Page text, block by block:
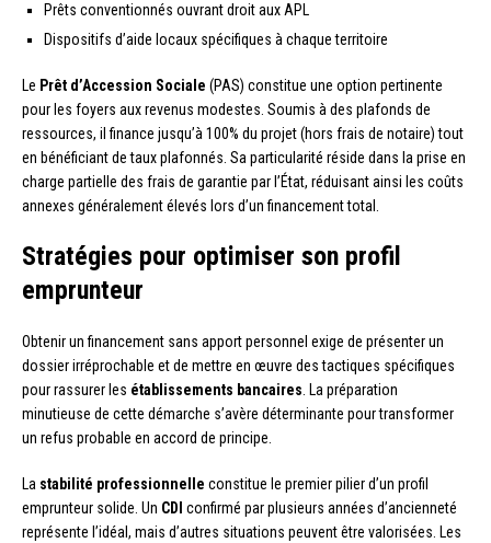
Prêts conventionnés ouvrant droit aux APL
Dispositifs d’aide locaux spécifiques à chaque territoire
Le Prêt d’Accession Sociale (PAS) constitue une option pertinente
pour les foyers aux revenus modestes. Soumis à des plafonds de
ressources, il finance jusqu’à 100% du projet (hors frais de notaire) tout
en bénéficiant de taux plafonnés. Sa particularité réside dans la prise en
charge partielle des frais de garantie par l’État, réduisant ainsi les coûts
annexes généralement élevés lors d’un financement total.
Stratégies pour optimiser son profil
emprunteur
Obtenir un financement sans apport personnel exige de présenter un
dossier irréprochable et de mettre en œuvre des tactiques spécifiques
pour rassurer les établissements bancaires . La préparation
minutieuse de cette démarche s’avère déterminante pour transformer
un refus probable en accord de principe.
La stabilité professionnelle constitue le premier pilier d’un profil
emprunteur solide. Un CDI confirmé par plusieurs années d’ancienneté
représente l’idéal, mais d’autres situations peuvent être valorisées. Les